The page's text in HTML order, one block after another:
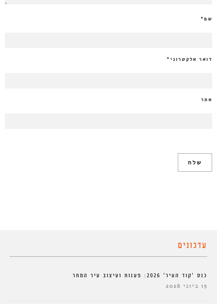
שם*
דואר אלקטרוני *
אתר
עדכונים
כנס ‘קוד העיר’ 2026: פענוח ועיצוב עיר המחר
15 ביוני 2026